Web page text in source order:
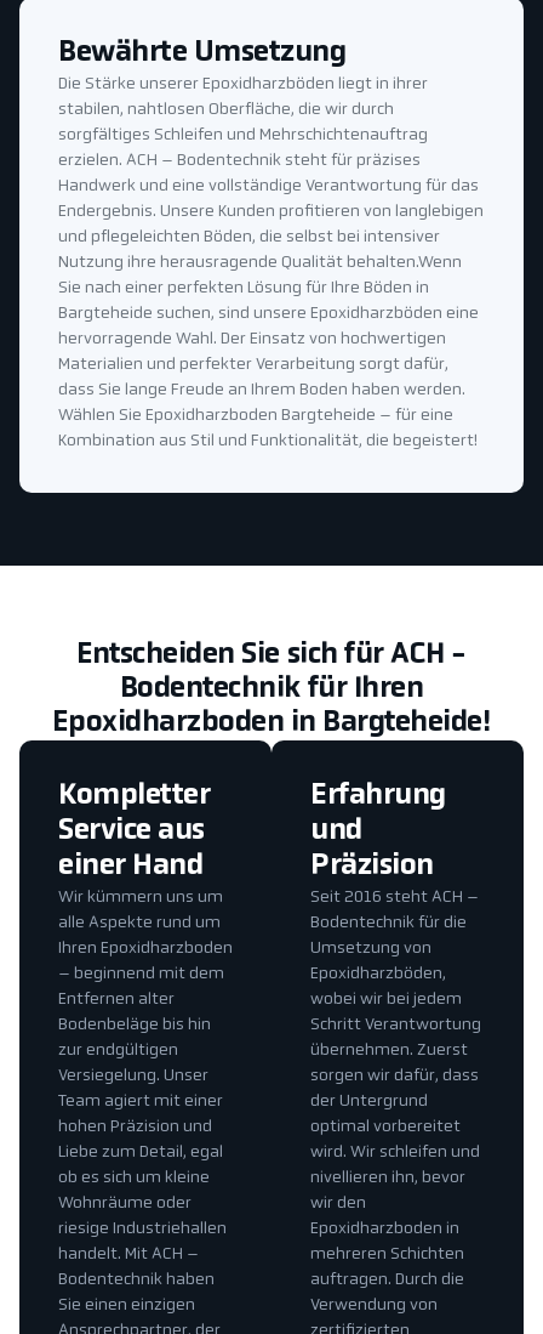
Bewährte Umsetzung
Die Stärke unserer Epoxidharzböden liegt in ihrer
stabilen, nahtlosen Oberfläche, die wir durch
sorgfältiges Schleifen und Mehrschichtenauftrag
erzielen. ACH – Bodentechnik steht für präzises
Handwerk und eine vollständige Verantwortung für das
Endergebnis. Unsere Kunden profitieren von langlebigen
und pflegeleichten Böden, die selbst bei intensiver
Nutzung ihre herausragende Qualität behalten.Wenn
Sie nach einer perfekten Lösung für Ihre Böden in
Bargteheide suchen, sind unsere Epoxidharzböden eine
hervorragende Wahl. Der Einsatz von hochwertigen
Materialien und perfekter Verarbeitung sorgt dafür,
dass Sie lange Freude an Ihrem Boden haben werden.
Wählen Sie Epoxidharzboden Bargteheide – für eine
Kombination aus Stil und Funktionalität, die begeistert!
Entscheiden Sie sich für ACH -
Bodentechnik für Ihren
Epoxidharzboden in Bargteheide!
Erfahrung
und
Präzision
Seit 2016 steht ACH –
Bodentechnik für die
Umsetzung von
Epoxidharzböden,
wobei wir bei jedem
Schritt Verantwortung
übernehmen. Zuerst
sorgen wir dafür, dass
der Untergrund
optimal vorbereitet
wird. Wir schleifen und
nivellieren ihn, bevor
wir den
Epoxidharzboden in
mehreren Schichten
auftragen. Durch die
Verwendung von
Kompletter
Service aus
einer Hand
Wir kümmern uns um
alle Aspekte rund um
Ihren Epoxidharzboden
– beginnend mit dem
Entfernen alter
Bodenbeläge bis hin
zur endgültigen
Versiegelung. Unser
Team agiert mit einer
hohen Präzision und
Liebe zum Detail, egal
ob es sich um kleine
Wohnräume oder
riesige Industriehallen
handelt. Mit ACH –
Bodentechnik haben
Sie einen einzigen